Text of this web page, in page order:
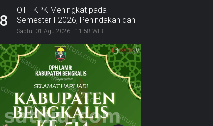
OTT KPK Meningkat pada
Semester I 2026, Penindakan dan
Pemulihan Aset Alami Lonjakan
Sabtu, 01 Agu 2026 - 11:58 WIB